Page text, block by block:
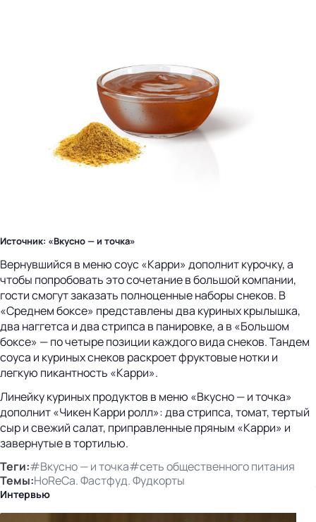
Источник: «Вкусно — и точка»
Вернувшийся в меню соус «Карри» дополнит курочку, а
чтобы попробовать это сочетание в большой компании,
гости смогут заказать полноценные наборы снеков. В
«Среднем боксе» представлены два куриных крылышка,
два наггетса и два стрипса в панировке, а в «Большом
боксе» — по четыре позиции каждого вида снеков. Тандем
соуса и куриных снеков раскроет фруктовые нотки и
легкую пикантность «Карри».
Линейку куриных продуктов в меню «Вкусно — и точка»
дополнит «Чикен Карри ролл»: два стрипса, томат, тертый
сыр и свежий салат, приправленные пряным «Карри» и
завернутые в тортилью.
Теги:#Вкусно — и точка#сеть общественного питания
Темы:HoReCa. Фастфуд. Фудкорты
Интервью